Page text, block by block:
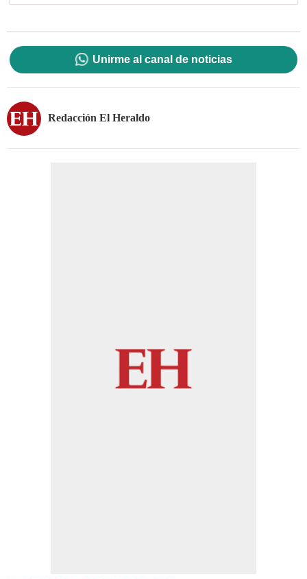
Unirme al canal de noticias
Redacción El Heraldo